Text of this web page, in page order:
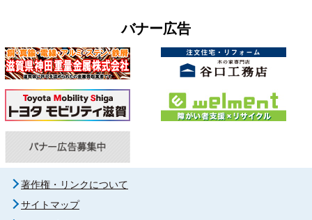
バナー広告
著作権・リンクについて
サイトマップ